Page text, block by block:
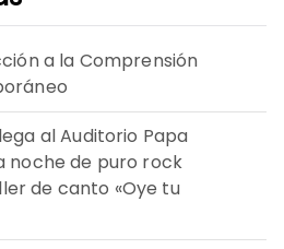
a la Comprensión
al Auditorio Papa
noche de puro rock
de canto «Oye tu